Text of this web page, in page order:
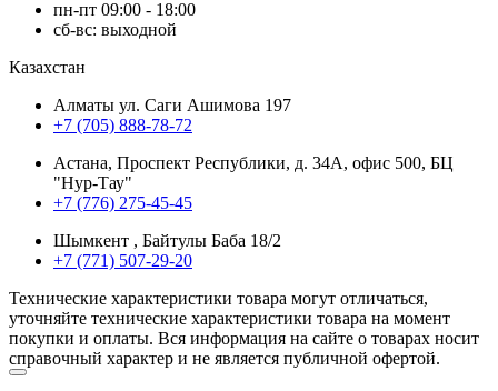
пн-пт 09:00 - 18:00
сб-вс: выходной
Казахстан
Алматы ул. Саги Ашимова 197
+7 (705) 888-78-72
Астана, Проспект Республики, д. 34А​, офис 500, БЦ
"Нур-Тау"
+7 (776) 275-45-45
Шымкент , Байтулы Баба 18/2
+7 (771) 507-29-20
Технические характеристики товара могут отличаться,
уточняйте технические характеристики товара на момент
покупки и оплаты. Вся информация на сайте о товарах носит
справочный характер и не является публичной офертой.